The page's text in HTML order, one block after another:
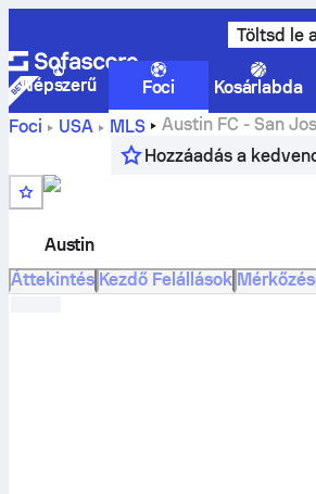
Töltsd le
Népszerű Foci Kosárlabda
Foci
USA MLS Austin FC - San
eredmények, H2H eredmények,
eredmények, előrejelzések
Hozzáadás a
Austin
Áttekintés Kezdő Felállások